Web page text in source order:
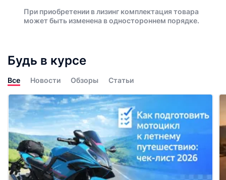
При приобретении в лизинг комплектация товара
может быть изменена в одностороннем порядке.
Будь в курсе
Все Новости Обзоры Статьи